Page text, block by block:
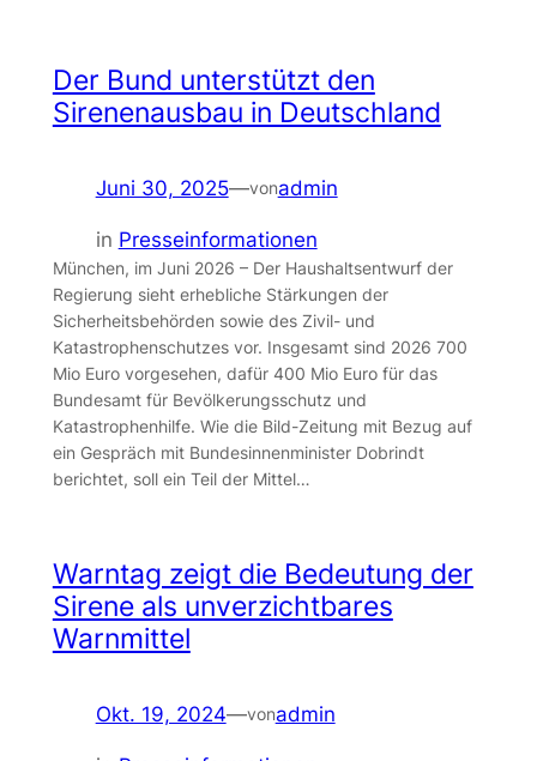
Der Bund unterstützt den
Sirenenausbau in Deutschland
Juni 30, 2025—vonadmin
in Presseinformationen
München, im Juni 2026 – Der Haushaltsentwurf der
Regierung sieht erhebliche Stärkungen der
Sicherheitsbehörden sowie des Zivil- und
Katastrophenschutzes vor. Insgesamt sind 2026 700
Mio Euro vorgesehen, dafür 400 Mio Euro für das
Bundesamt für Bevölkerungsschutz und
Katastrophenhilfe. Wie die Bild-Zeitung mit Bezug auf
ein Gespräch mit Bundesinnenminister Dobrindt
berichtet, soll ein Teil der Mittel…
Warntag zeigt die Bedeutung der
Sirene als unverzichtbares
Warnmittel
Okt. 19, 2024—vonadmin